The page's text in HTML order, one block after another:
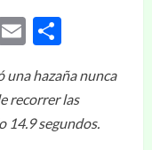
Email
una hazaña nunca
recorrer las
14.9 segundos.